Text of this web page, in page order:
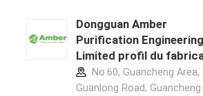
Dongguan Amber
Purification Engineering
Limited profil du
No.60, Guancheng Area,
Guanlong Road, Guancheng